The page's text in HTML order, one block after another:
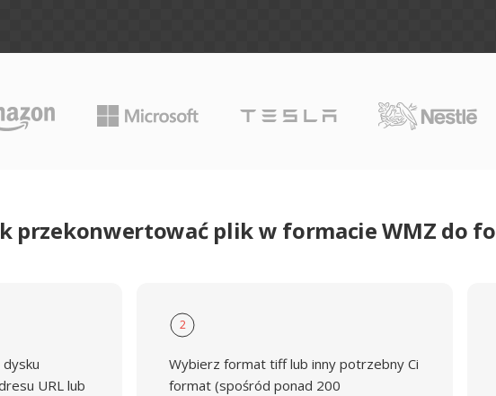
przekonwertować plik w formacie WMZ do
URL lub
2
Wybierz format tiff lub inny potrzebny Ci
format (spośród ponad 200